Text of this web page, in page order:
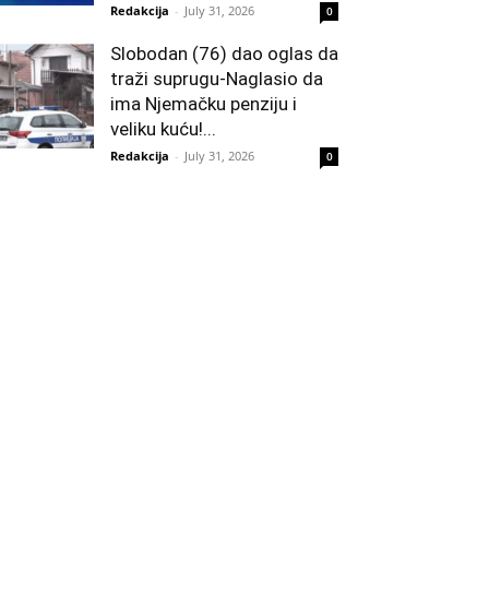
Redakcija - July 31, 2026 0
Slobodan (76) dao oglas da
traži suprugu-Naglasio da
ima Njemačku penziju i
veliku kuću!...
Redakcija - July 31, 2026 0